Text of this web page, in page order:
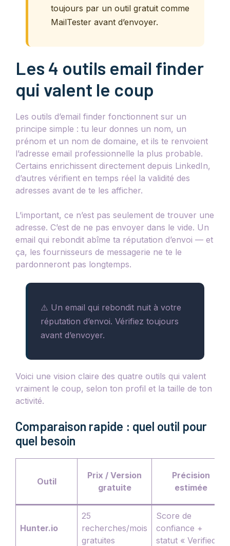
toujours par un outil gratuit comme
MailTester avant d’envoyer.
Les 4 outils email finder
qui valent le coup
Les outils d’email finder fonctionnent sur un
principe simple : tu leur donnes un nom, un
prénom et un nom de domaine, et ils te renvoient
l’adresse email professionnelle la plus probable.
Certains enrichissent directement depuis LinkedIn,
d’autres vérifient en temps réel la validité des
adresses avant de te les afficher.
L’important, ce n’est pas seulement de trouver une
adresse. C’est de ne pas envoyer dans le vide. Un
email qui rebondit abîme ta réputation d’envoi — et
ça, les fournisseurs de messagerie ne te le
pardonneront pas longtemps.
⚠️ Un email qui rebondit nuit à votre
réputation d’envoi. Vérifiez toujours
avant d’envoyer.
Voici une vision claire des quatre outils qui valent
vraiment le coup, selon ton profil et la taille de ton
activité.
Comparaison rapide : quel outil pour
quel besoin
Outil
Prix / Version
gratuite
Précision
estimée
Hunter.io
25
recherches/mois
gratuites
Score de
confiance +
statut « Verified »